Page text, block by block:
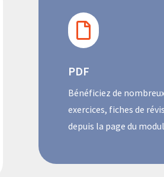

PDF
Bénéficiez de
exercices, fiches de
depuis la page du